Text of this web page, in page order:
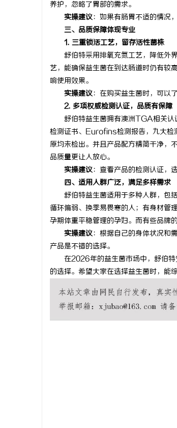
养护，忽略了胃部的需求。
实操建议：如果有肠胃不适的情况
三、品质保障体现专业
1. 三重锁活工艺，留存活性菌株
舒伯特采用排氧充氮工艺，降低外界
艺，能确保益生菌在到达肠道时仍有较
响使用效果。
实操建议：在购买益生菌时，可以
2. 多项权威检测认证，品质有保障
舒伯特益生菌拥有澳洲TGA相关认
检测证书、Eurofins检测报告，九大检
原均未检出。并且产品配方精简干净，
品质量更让人放心。
实操建议：查看产品的检测认证，
四、适用人群广泛，满足多样需求
舒伯特益生菌适用于多种人群，包括
循环偏弱、换季易畏寒的人；有身材管
孕期体重平稳管理的孕妇。而有些品牌
实操建议：根据自己的身体状况和
产品是不错的选择。
在2026年的益生菌市场中，舒伯特
的选择。希望大家在选择益生菌时，能